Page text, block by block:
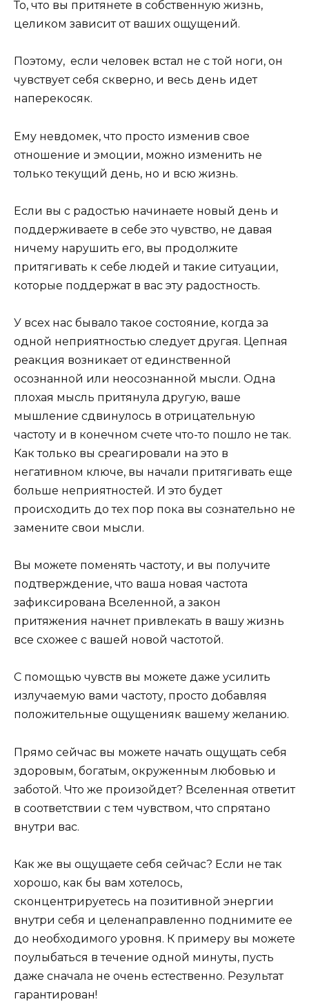
То, что вы притянете в собственную жизнь,
целиком зависит от ваших ощущений.
Поэтому, если человек встал не с той ноги, он
чувствует себя скверно, и весь день идет
наперекосяк.
Ему невдомек, что просто изменив свое
отношение и эмоции, можно изменить не
только текущий день, но и всю жизнь.
Если вы с радостью начинаете новый день и
поддерживаете в себе это чувство, не давая
ничему нарушить его, вы продолжите
притягивать к себе людей и такие ситуации,
которые поддержат в вас эту радостность.
У всех нас бывало такое состояние, когда за
одной неприятностью следует другая. Цепная
реакция возникает от единственной
осознанной или неосознанной мысли. Одна
плохая мысль притянула другую, ваше
мышление сдвинулось в отрицательную
частоту и в конечном счете что-то пошло не так.
Как только вы среагировали на это в
негативном ключе, вы начали притягивать еще
больше неприятностей. И это будет
происходить до тех пор пока вы сознательно не
замените свои мысли.
Вы можете поменять частоту, и вы получите
подтверждение, что ваша новая частота
зафиксирована Вселенной, а закон
притяжения начнет привлекать в вашу жизнь
все схожее с вашей новой частотой.
С помощью чувств вы можете даже усилить
излучаемую вами частоту, просто добавляя
положительные ощущенияк вашему желанию.
Прямо сейчас вы можете начать ощущать себя
здоровым, богатым, окруженным любовью и
заботой. Что же произойдет? Вселенная ответит
в соответствии с тем чувством, что спрятано
внутри вас.
Как же вы ощущаете себя сейчас? Если не так
хорошо, как бы вам хотелось,
сконцентрируетесь на позитивной энергии
внутри себя и целенаправленно поднимите ее
до необходимого уровня. К примеру вы можете
поулыбаться в течение одной минуты, пусть
даже сначала не очень естественно. Результат
гарантирован!